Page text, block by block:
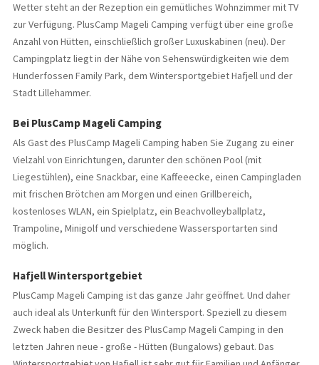
Wetter steht an der Rezeption ein gemütliches Wohnzimmer mit TV
zur Verfügung. PlusCamp Mageli Camping verfügt über eine große
Anzahl von Hütten, einschließlich großer Luxuskabinen (neu). Der
Campingplatz liegt in der Nähe von Sehenswürdigkeiten wie dem
Hunderfossen Family Park, dem Wintersportgebiet Hafjell und der
Stadt Lillehammer.
Bei PlusCamp Mageli Camping
Als Gast des PlusCamp Mageli Camping haben Sie Zugang zu einer
Vielzahl von Einrichtungen, darunter den schönen Pool (mit
Liegestühlen), eine Snackbar, eine Kaffeeecke, einen Campingladen
mit frischen Brötchen am Morgen und einen Grillbereich,
kostenloses WLAN, ein Spielplatz, ein Beachvolleyballplatz,
Trampoline, Minigolf und verschiedene Wassersportarten sind
möglich.
Hafjell Wintersportgebiet
PlusCamp Mageli Camping ist das ganze Jahr geöffnet. Und daher
auch ideal als Unterkunft für den Wintersport. Speziell zu diesem
Zweck haben die Besitzer des PlusCamp Mageli Camping in den
letzten Jahren neue - große - Hütten (Bungalows) gebaut. Das